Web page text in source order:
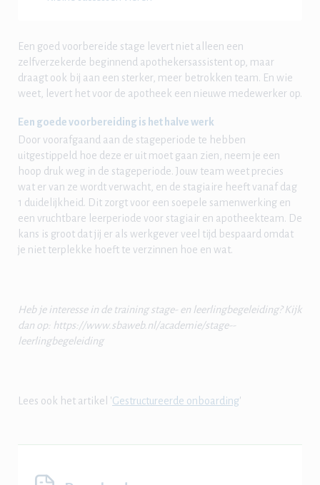
Een goed voorbereide stage levert niet alleen een
zelfverzekerde beginnend apothekersassistent op, maar
draagt ook bij aan een sterker, meer betrokken team. En wie
weet, levert het voor de apotheek een nieuwe medewerker op.
Een goede voorbereiding is het halve werk
Door voorafgaand aan de stageperiode te hebben
uitgestippeld hoe deze er uit moet gaan zien, neem je een
hoop druk weg in de stageperiode. Jouw team weet precies
wat er van ze wordt verwacht, en de stagiaire heeft vanaf dag
1 duidelijkheid. Dit zorgt voor een soepele samenwerking en
een vruchtbare leerperiode voor stagiair en apotheekteam. De
kans is groot dat jij er als werkgever veel tijd bespaard omdat
je niet terplekke hoeft te verzinnen hoe en wat.
Heb je interesse in de training stage- en leerlingbegeleiding? Kijk
dan op: https://www.sbaweb.nl/academie/stage--
leerlingbegeleiding
Lees ook het artikel 'Gestructureerde onboarding'